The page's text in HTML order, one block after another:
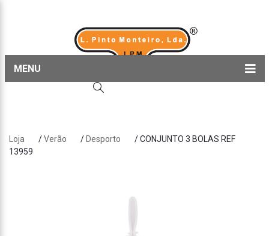
MENU
Sobre nós
Loja /Verão / Desporto
/ CONJUNTO 3 BOLAS REF
13959